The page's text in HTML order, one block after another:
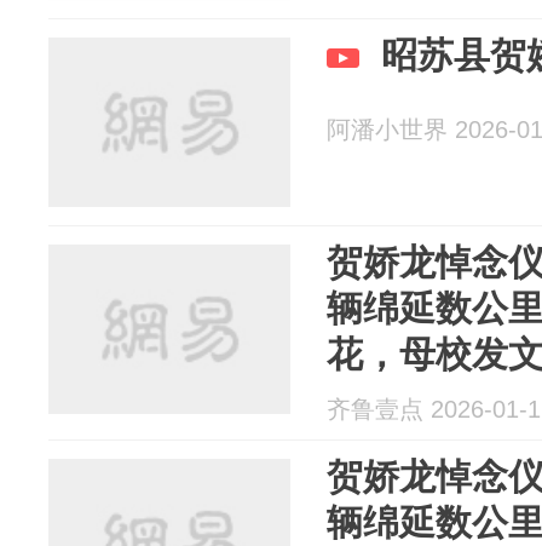
昭苏县贺
阿潘小世界 2026-
贺娇龙悼念
辆绵延数公
花，母校发
齐鲁壹点 2026-01-
贺娇龙悼念
辆绵延数公